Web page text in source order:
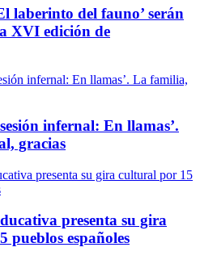
laberinto del fauno’ serán
XVI edición de
infernal: En llamas’.
gracias
presenta su gira
pueblos españoles